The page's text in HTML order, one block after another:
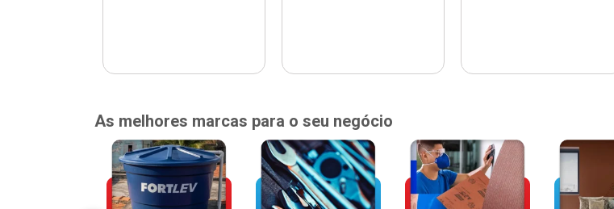
As melhores marcas para o seu negócio